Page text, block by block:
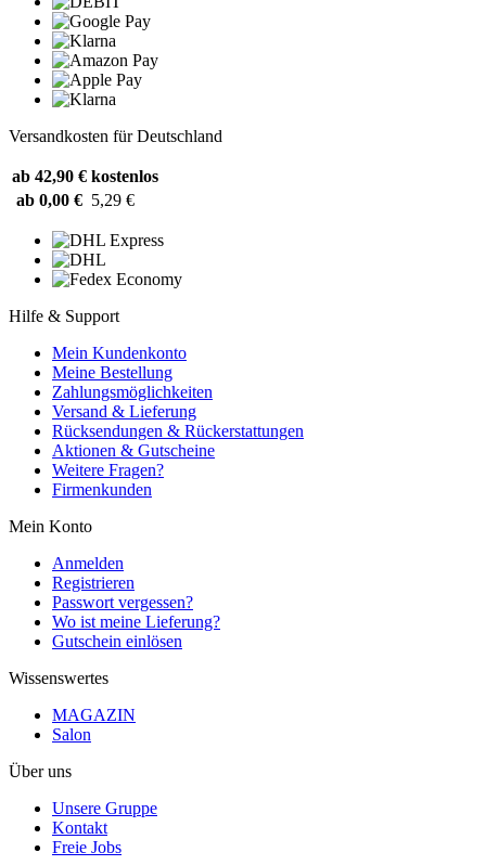
Versandkosten für Deutschland
ab 42,90 € kostenlos
ab 0,00 € 5,29 €
Hilfe & Support
Mein Kundenkonto
Meine Bestellung
Zahlungsmöglichkeiten
Versand & Lieferung
Rücksendungen & Rückerstattungen
Aktionen & Gutscheine
Weitere Fragen?
Firmenkunden
Mein Konto
Anmelden
Registrieren
Passwort vergessen?
Wo ist meine Lieferung?
Gutschein einlösen
Wissenswertes
MAGAZIN
Salon
Über uns
Unsere Gruppe
Kontakt
Freie Jobs